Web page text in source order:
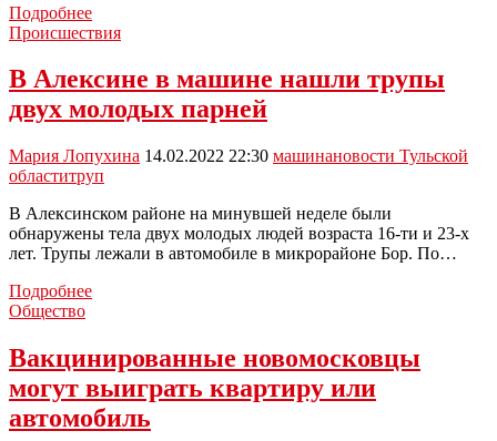
ПодробнееНазваны
способы
деньги
с
ЖЭУ
поврежденную
машину
Происшествия
В Алексине в машине нашли трупы
двух молодых парней
Мария Лопухина 14.02.2022 22:30 машинановости Тульской
областитруп
В Алексинском районе на минувшей неделе были
обнаружены тела двух молодых людей возраста 16-ти и 23-х
лет. Трупы лежали в автомобиле в микрорайоне Бор. По…
ПодробнееВ
нашли
трупы
двух
молодых
Общество
Вакцинированные новомосковцы
могут выиграть квартиру или
автомобиль